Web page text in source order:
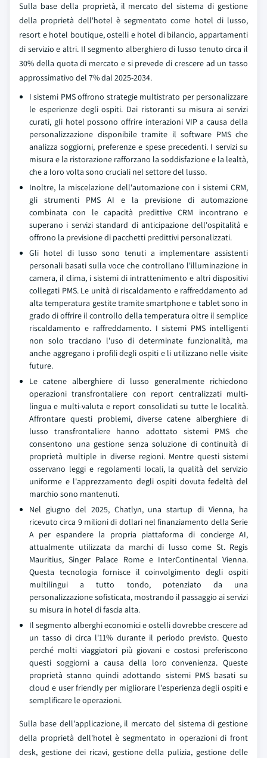
Sulla base della proprietà, il mercato del sistema di gestione
della proprietà dell'hotel è segmentato come hotel di lusso,
resort e hotel boutique, ostelli e hotel di bilancio, appartamenti
di servizio e altri. Il segmento alberghiero di lusso tenuto circa il
30% della quota di mercato e si prevede di crescere ad un tasso
approssimativo del 7% dal 2025-2034.
I sistemi PMS offrono strategie multistrato per personalizzare
le esperienze degli ospiti. Dai ristoranti su misura ai servizi
curati, gli hotel possono offrire interazioni VIP a causa della
personalizzazione disponibile tramite il software PMS che
analizza soggiorni, preferenze e spese precedenti. I servizi su
misura e la ristorazione rafforzano la soddisfazione e la lealtà,
che a loro volta sono cruciali nel settore del lusso.
Inoltre, la miscelazione dell'automazione con i sistemi CRM,
gli strumenti PMS AI e la previsione di automazione
combinata con le capacità predittive CRM incontrano e
superano i servizi standard di anticipazione dell'ospitalità e
offrono la previsione di pacchetti predittivi personalizzati.
Gli hotel di lusso sono tenuti a implementare assistenti
personali basati sulla voce che controllano l'illuminazione in
camera, il clima, i sistemi di intrattenimento e altri dispositivi
collegati PMS. Le unità di riscaldamento e raffreddamento ad
alta temperatura gestite tramite smartphone e tablet sono in
grado di offrire il controllo della temperatura oltre il semplice
riscaldamento e raffreddamento. I sistemi PMS intelligenti
non solo tracciano l'uso di determinate funzionalità, ma
anche aggregano i profili degli ospiti e li utilizzano nelle visite
future.
Le catene alberghiere di lusso generalmente richiedono
operazioni transfrontaliere con report centralizzati multi-
lingua e multi-valuta e report consolidati su tutte le località.
Affrontare questi problemi, diverse catene alberghiere di
lusso transfrontaliere hanno adottato sistemi PMS che
consentono una gestione senza soluzione di continuità di
proprietà multiple in diverse regioni. Mentre questi sistemi
osservano leggi e regolamenti locali, la qualità del servizio
uniforme e l'apprezzamento degli ospiti dovuta fedeltà del
marchio sono mantenuti.
Nel giugno del 2025, Chatlyn, una startup di Vienna, ha
ricevuto circa 9 milioni di dollari nel finanziamento della Serie
A per espandere la propria piattaforma di concierge AI,
attualmente utilizzata da marchi di lusso come St. Regis
Mauritius, Singer Palace Rome e InterContinental Vienna.
Questa tecnologia fornisce il coinvolgimento degli ospiti
multilingui a tutto tondo, potenziato da una
personalizzazione sofisticata, mostrando il passaggio ai servizi
su misura in hotel di fascia alta.
Il segmento alberghi economici e ostelli dovrebbe crescere ad
un tasso di circa l'11% durante il periodo previsto. Questo
perché molti viaggiatori più giovani e costosi preferiscono
questi soggiorni a causa della loro convenienza. Queste
proprietà stanno quindi adottando sistemi PMS basati su
cloud e user friendly per migliorare l'esperienza degli ospiti e
semplificare le operazioni.
Sulla base dell'applicazione, il mercato del sistema di gestione
della proprietà dell'hotel è segmentato in operazioni di front
desk, gestione dei ricavi, gestione della pulizia, gestione delle